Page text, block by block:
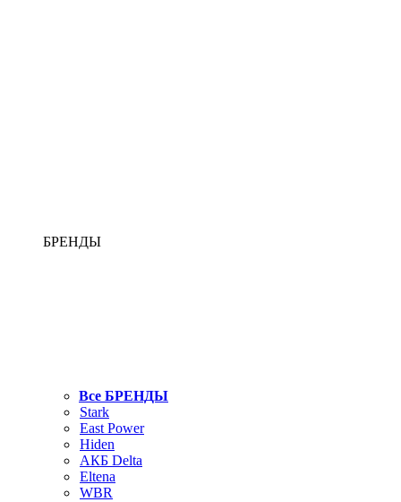
БРЕНДЫ
Все БРЕНДЫ
Stark
East Power
Hiden
АКБ Delta
Eltena
WBR